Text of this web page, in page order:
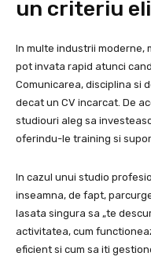
un criteriu
In multe industrii moderne,
pot invata rapid atunci
Comunicarea, disciplina si
decat un CV incarcat. De
studiouri aleg sa
oferindu-le training si
In cazul unui studio
inseamna, de fapt,
lasata singura sa „te
activitatea, cum
eficient si cum sa iti